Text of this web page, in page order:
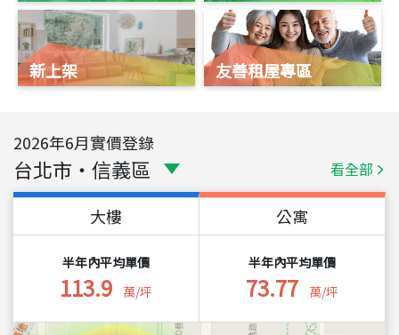
新上架 友善租屋專區
2026年6月實價登錄
台北市 ・ 信義區 看全部
大樓
半年內平均單價
113.9 萬/坪
公寓
半年內平均單價
73.77 萬/坪